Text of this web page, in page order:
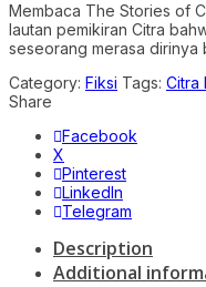
Membaca The Stories of
lautan pemikiran Citra
seseorang merasa dirinya
Category: Fiksi Tags: Citra
Share
Facebook
X
Pinterest
LinkedIn
Telegram
Description
Additional